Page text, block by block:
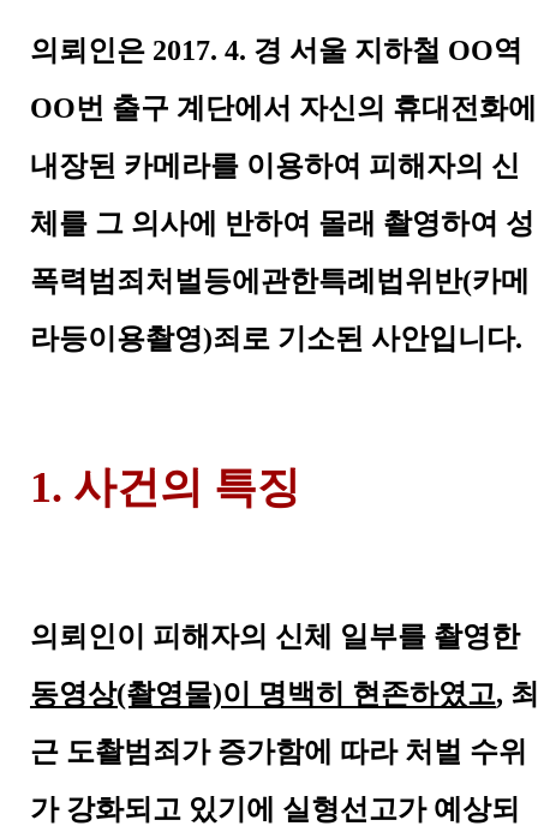
의뢰인은 2017. 4. 경 서울 지하철 OO역
OO번 출구 계단에서 자신의 휴대전화에
내장된 카메라를 이용하여 피해자의 신
체를 그 의사에 반하여 몰래 촬영하여 성
폭력범죄처벌등에관한특례법위반(카메
라등이용촬영)죄로 기소된 사안입니다.
1. 사건의 특징
의뢰인이 피해자의 신체 일부를 촬영한
동영상(촬영물)이 명백히 현존하였고, 최
근 도촬범죄가 증가함에 따라 처벌 수위
가 강화되고 있기에 실형선고가 예상되